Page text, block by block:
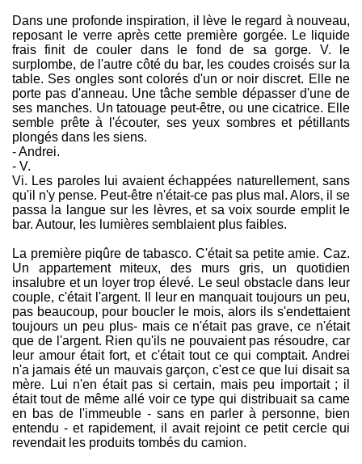
Dans une profonde inspiration, il lève le regard à nouveau,
reposant le verre après cette première gorgée. Le liquide
frais finit de couler dans le fond de sa gorge. V. le
surplombe, de l'autre côté du bar, les coudes croisés sur la
table. Ses ongles sont colorés d'un or noir discret. Elle ne
porte pas d'anneau. Une tâche semble dépasser d'une de
ses manches. Un tatouage peut-être, ou une cicatrice. Elle
semble prête à l'écouter, ses yeux sombres et pétillants
plongés dans les siens.
- Andrei.
- V.
Vi. Les paroles lui avaient échappées naturellement, sans
qu'il n'y pense. Peut-être n'était-ce pas plus mal. Alors, il se
passa la langue sur les lèvres, et sa voix sourde emplit le
bar. Autour, les lumières semblaient plus faibles.
La première piqûre de tabasco. C'était sa petite amie. Caz.
Un appartement miteux, des murs gris, un quotidien
insalubre et un loyer trop élevé. Le seul obstacle dans leur
couple, c'était l'argent. Il leur en manquait toujours un peu,
pas beaucoup, pour boucler le mois, alors ils s'endettaient
toujours un peu plus- mais ce n'était pas grave, ce n'était
que de l'argent. Rien qu'ils ne pouvaient pas résoudre, car
leur amour était fort, et c'était tout ce qui comptait. Andrei
n'a jamais été un mauvais garçon, c'est ce que lui disait sa
mère. Lui n'en était pas si certain, mais peu importait ; il
était tout de même allé voir ce type qui distribuait sa came
en bas de l'immeuble - sans en parler à personne, bien
entendu - et rapidement, il avait rejoint ce petit cercle qui
revendait les produits tombés du camion.